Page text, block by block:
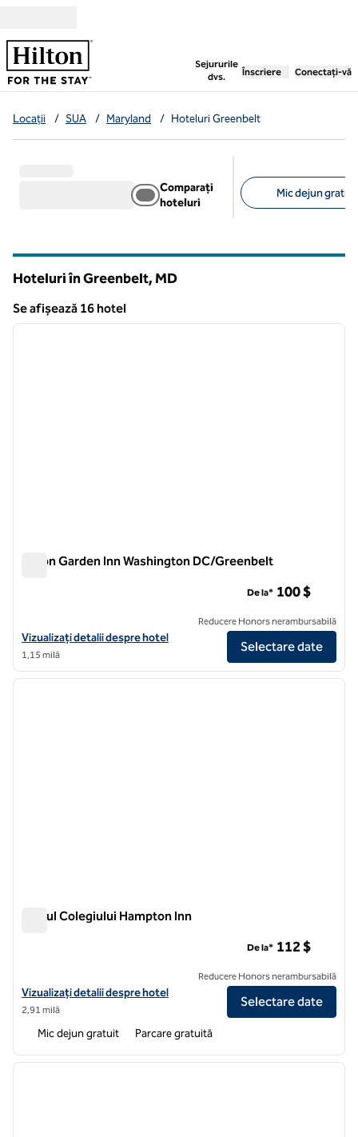
Sejururile
dvs.
, deschide o filă nouă
Înscriere Conectați-vă
Locații / SUA / Maryland / Hoteluri Greenbelt
Comparați
hoteluri
Mic dejun gratuit
Hoteluri în Greenbelt, MD
Se afișează 16 hotel
Se afișează 16 hotel
1 din 12
Hilton Garden Inn Washington DC/Greenbelt
Vizualizați detaliile hotelului Hilton Garden Inn Washington DC/
Vizualizați detalii despre hotel
1,15 milă
De la* 100 $
Reducere Honors nerambursabilă
Selectare date
1/12
1 din 12
Parcul Colegiului Hampton Inn
Vizualizați detaliile hotelului pentru parcul Hampton Inn College
Vizualizați detalii despre hotel
2,91 milă
De la* 112 $
Reducere Honors nerambursabilă
Selectare date
Mic dejun gratuit Parcare gratuită
1 din 12